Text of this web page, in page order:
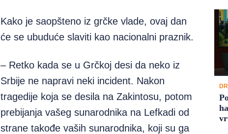
Kako je saopšteno iz grčke vlade, ovaj dan
će se ubuduće slaviti kao nacionalni praznik.
– Retko kada se u Grčkoj desi da neko iz
Srbije ne napravi neki incident. Nakon
tragedije koja se desila na Zakintosu, potom
prebijanja vašeg sunarodnika na Lefkadi od
strane takođe vaših sunarodnika, koji su ga